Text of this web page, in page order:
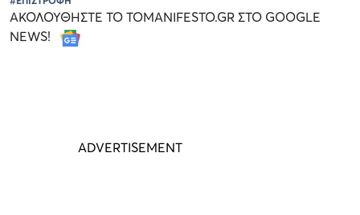
ΑΚΟΛΟΥΘΗΣΤΕ ΤΟ TOMANIFESTO.GR ΣΤΟ GOOGLE
NEWS!